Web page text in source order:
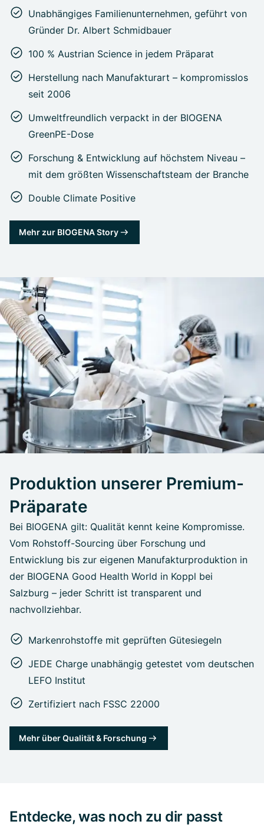
Unabhängiges Familienunternehmen, geführt von
Gründer Dr. Albert Schmidbauer
100 % Austrian Science in jedem Präparat
Herstellung nach Manufakturart – kompromisslos
seit 2006
Umweltfreundlich verpackt in der BIOGENA
GreenPE-Dose
Forschung & Entwicklung auf höchstem Niveau –
mit dem größten Wissenschaftsteam der Branche
Double Climate Positive
Mehr zur BIOGENA Story
Produktion unserer Premium-
Präparate
Bei BIOGENA gilt: Qualität kennt keine Kompromisse.
Vom Rohstoff-Sourcing über Forschung und
Entwicklung bis zur eigenen Manufakturproduktion in
der BIOGENA Good Health World in Koppl bei
Salzburg – jeder Schritt ist transparent und
nachvollziehbar.
Markenrohstoffe mit geprüften Gütesiegeln
JEDE Charge unabhängig getestet vom deutschen
LEFO Institut
Zertifiziert nach FSSC 22000
Mehr über Qualität & Forschung
Entdecke, was noch zu dir passt